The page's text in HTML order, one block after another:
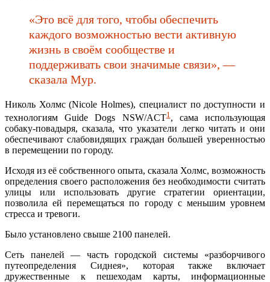
«Это всё для того, чтобы обеспечить
каждого возможностью вести активную
жизнь в своём сообществе и
поддерживать свои значимые связи», —
сказала Мур.
Николь Холмс (Nicole Holmes), специалист по доступности и
технологиям Guide Dogs NSW/ACT1, сама использующая
собаку-повадыря, сказала, что указатели легко читать и они
обеспечивают слабовидящих граждан большей уверенностью
в перемещении по городу.
Исходя из её собственного опыта, сказала Холмс, возможность
определения своего расположения без необходимости считать
улицы или использовать другие стратегии ориентации,
позволила ей перемещаться по городу с меньшим уровнем
стресса и тревоги.
Было установлено свыше 2100 панелей.
Сеть панелей — часть городской системы «разборчивого
путеопределения Сиднея», которая также включает
дружественные к пешеходам карты, информационные